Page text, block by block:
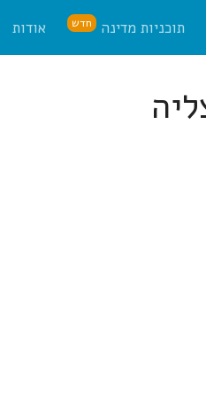
תוכניות מדינה חדש אודות